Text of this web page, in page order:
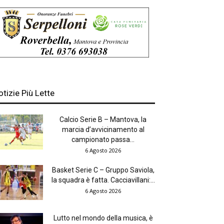
Più Lette
Calcio Serie B – Mantova, la
marcia d’avvicinamento al
campionato passa...
6 Agosto 2026
Basket Serie C – Gruppo Saviola,
la squadra è fatta. Cacciavillani:...
6 Agosto 2026
Lutto nel mondo della musica, è